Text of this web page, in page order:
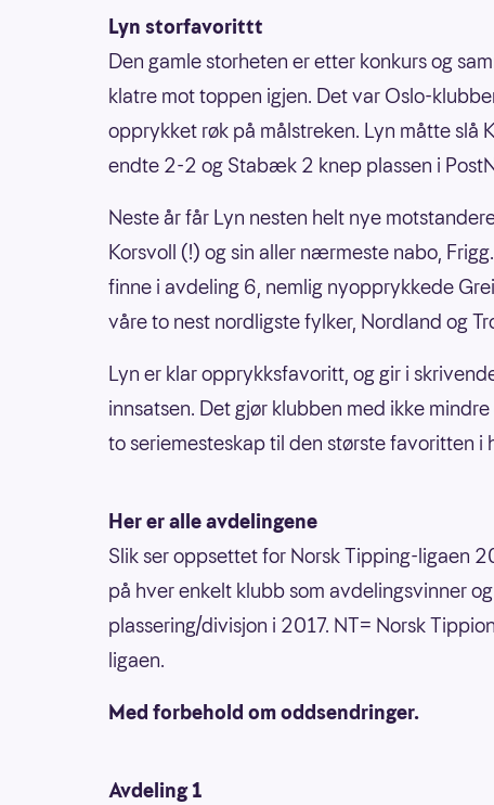
Lyn storfavorittt
Den gamle storheten er etter konkurs og
klatre mot toppen igjen. Det var Oslo-
opprykket røk på målstreken. Lyn måtte slå
endte 2-2 og Stabæk 2 knep plassen i
Neste år får Lyn nesten helt nye
Korsvoll (!) og sin aller nærmeste nabo,
finne i avdeling 6, nemlig nyopprykkede
våre to nest nordligste fylker, Nordland og
Lyn er klar opprykksfavoritt, og gir i
innsatsen. Det gjør klubben med ikke
to seriemesteskap til den største favoritten i
Her er alle avdelingene
Slik ser oppsettet for Norsk Tipping-ligaen
på hver enkelt klubb som avdelingsvinner
plassering/divisjon i 2017. NT= Norsk
ligaen.
Med forbehold om oddsendringer.
Avdeling 1